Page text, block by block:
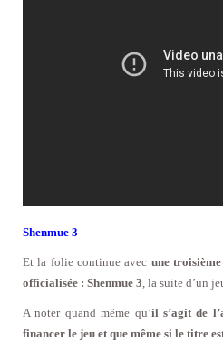
Shenmue 3
Et la folie continue avec une
officialisée : Shenmue 3, la suite d’un
A noter quand même qu’il s’agit de
financer le jeu et que même si le titre